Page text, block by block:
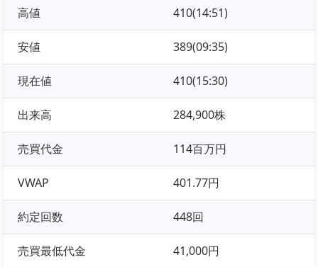
高値 410(14:51)
安値 389(09:35)
現在値 410(15:30)
出来高 284,900株
売買代金 114百万円
VWAP 401.77円
約定回数 448回
売買最低代金 41,000円